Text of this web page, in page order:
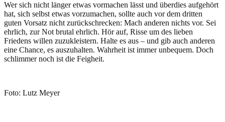
Wer sich nicht länger etwas vormachen lässt und überdies aufgehört
hat, sich selbst etwas vorzumachen, sollte auch vor dem dritten
guten Vorsatz nicht zurückschrecken: Mach anderen nichts vor. Sei
ehrlich, zur Not brutal ehrlich. Hör auf, Risse um des lieben
Friedens willen zuzukleistern. Halte es aus – und gib auch anderen
eine Chance, es auszuhalten. Wahrheit ist immer unbequem. Doch
schlimmer noch ist die Feigheit.
Foto: Lutz Meyer